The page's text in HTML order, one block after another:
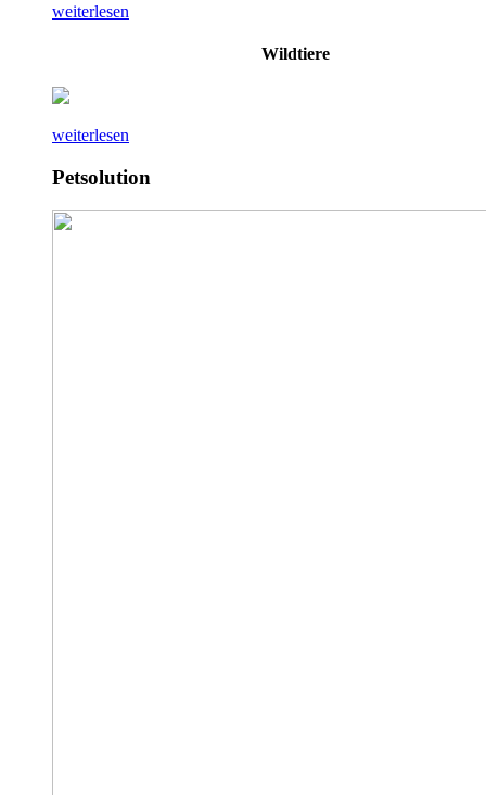
weiterlesen
Wildtiere
weiterlesen
Petsolution